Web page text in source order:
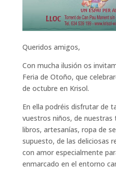
Queridos amigos,
Con mucha ilusión os
Feria de Otoño, que
de octubre en Krisol.
En ella podréis disfrutar de
vuestros niños, de nuestras
libros, artesanías, ropa de
supuesto, de las deliciosas
con amor especialmente
enmarcado en el entorno